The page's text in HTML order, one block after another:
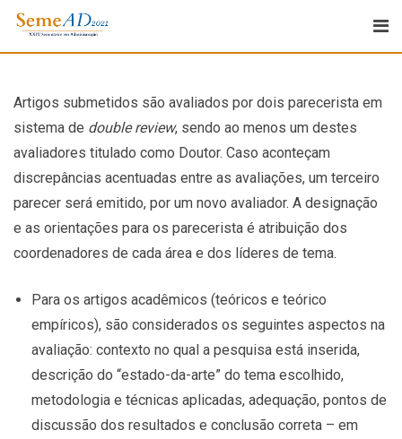
Artigos submetidos são avaliados por dois parecerista em
sistema de double review, sendo ao menos um destes
avaliadores titulado como Doutor. Caso aconteçam
discrepâncias acentuadas entre as avaliações, um terceiro
parecer será emitido, por um novo avaliador. A designação
e as orientações para os parecerista é atribuição dos
coordenadores de cada área e dos líderes de tema.
Para os artigos acadêmicos (teóricos e teórico
empíricos), são considerados os seguintes aspectos na
avaliação: contexto no qual a pesquisa está inserida,
descrição do “estado-da-arte” do tema escolhido,
metodologia e técnicas aplicadas, adequação, pontos de
discussão dos resultados e conclusão correta – em